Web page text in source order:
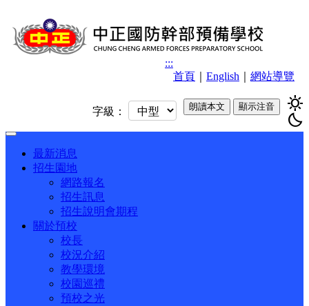
首頁 English 網站導覽
:::
sunny
bedtime
朗讀本文 顯示注音
字級：
Toggle
navigation最新消息
招生園地
網路報名
招生訊息
招生說明會期程
關於預校
校長
校況介紹
教學環境
校園巡禮
預校之光